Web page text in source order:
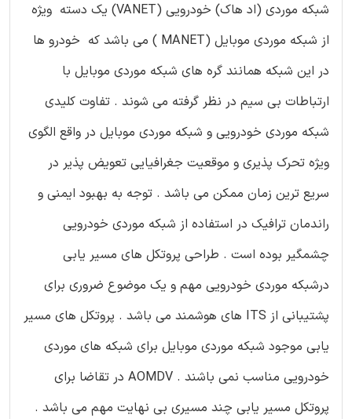
شبکه موردی (اد هاک) خودرویی (VANET) یک دسته ویژه
از شبکه موردی موبایل (MANET ) می باشد که خودرو ها
در این شبکه همانند گره های شبکه موردی موبایل با
ارتباطات بی سیم در نظر گرفته می شوند . تفاوت کلیدی
شبکه موردی خودرویی و شبکه موردی موبایل در واقع الگوی
ویژه تحرک پذیری و موقعیت جغرافیایی تعویض پذیر در
سریع ترین زمان ممکن می باشد . توجه به بهبود ایمنی و
راندمان ترافیک در استفاده از شبکه موردی خودرویی
چشمگیر بوده است . طراحی پروتکل های مسیر یابی
درشبکه موردی خودرویی مهم و یک موضوع ضروری برای
پشتیبانی از ITS های هوشمند می باشد . پروتکل های مسیر
یابی موجود شبکه موردی موبایل برای شبکه های موردی
خودرویی مناسب نمی باشند . AOMDV در تقاضا برای
پروتکل مسیر یابی چند مسیری بی نهایت مهم می باشد .